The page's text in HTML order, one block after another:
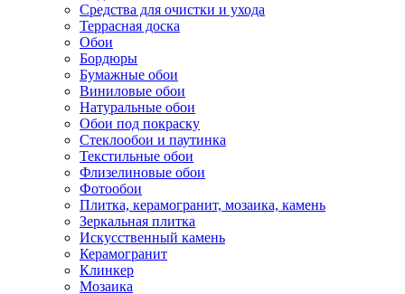
Средства для очистки и ухода
Террасная доска
Обои
Бордюры
Бумажные обои
Виниловые обои
Натуральные обои
Обои под покраску
Стеклообои и паутинка
Текстильные обои
Флизелиновые обои
Фотообои
Плитка, керамогранит, мозаика, камень
Зеркальная плитка
Искусственный камень
Керамогранит
Клинкер
Мозаика